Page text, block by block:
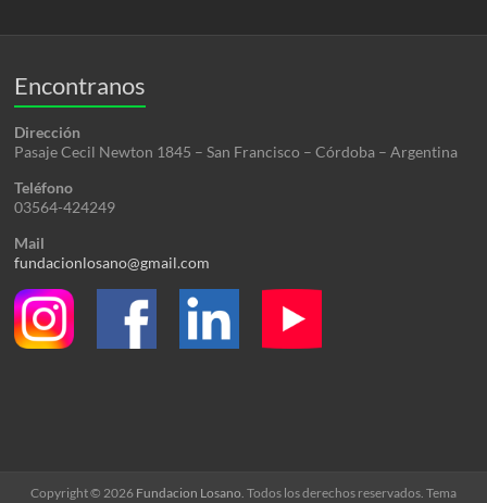
Encontranos
Dirección
Pasaje Cecil Newton 1845 – San Francisco – Córdoba – Argentina
Teléfono
03564-424249
Mail
fundacionlosano@gmail.com
Copyright © 2026 Fundacion Losano. Todos los derechos reservados. Tema